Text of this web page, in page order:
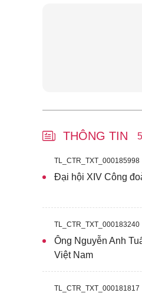
THÔNG TIN 5
TL_CTR_TXT_000185998
Đại hội XIV Công
TL_CTR_TXT_000183240
Ông Nguyễn Anh
Việt Nam
TL_CTR_TXT_000181817